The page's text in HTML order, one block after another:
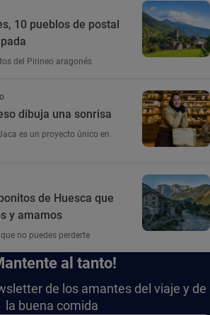
10 pueblos de postal
del Pirineo aragonés
dibuja una sonrisa
es un proyecto único en
de Huesca que
y amamos
no puedes perderte
al tanto!
de los amantes del viaje y de
la buena comida